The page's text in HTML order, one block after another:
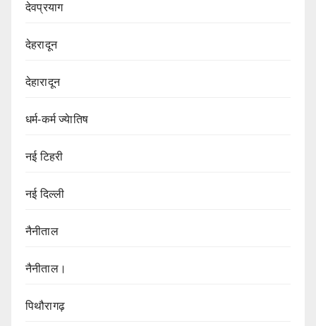
देवप्रयाग
देहरादून
देहारादून
धर्म-कर्म ज्येातिष
नई टिहरी
नई दिल्ली
नैनीताल
नैनीताल।
पिथौरागढ़